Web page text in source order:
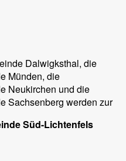
Dalwigksthal, die
Münden, die
Neukirchen und die
Sachsenberg werden zur
Süd-Lichtenfels